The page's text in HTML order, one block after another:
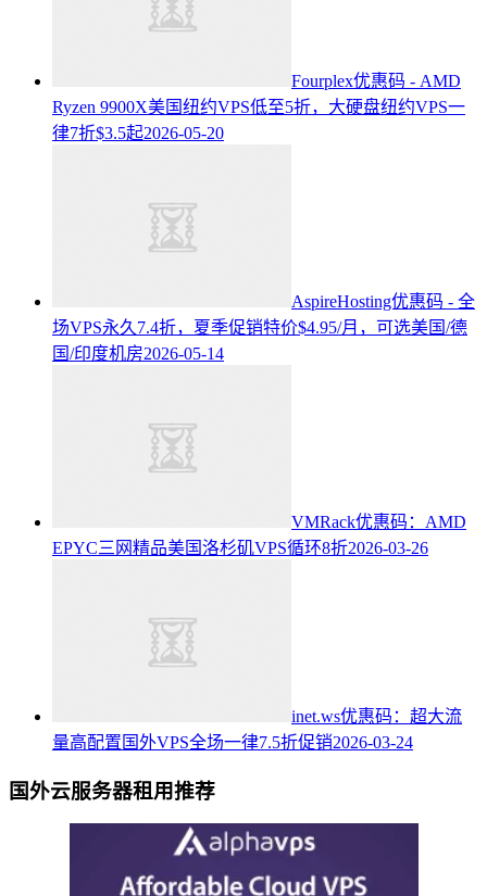
Fourplex优惠码 - AMD
Ryzen 9900X美国纽约VPS低至5折，大硬盘纽约VPS一
律7折$3.5起2026-05-20
AspireHosting优惠码 - 全
场VPS永久7.4折，夏季促销特价$4.95/月，可选美国/德
国/印度机房2026-05-14
VMRack优惠码：AMD
EPYC三网精品美国洛杉矶VPS循环8折2026-03-26
inet.ws优惠码：超大流
量高配置国外VPS全场一律7.5折促销2026-03-24
国外云服务器租用推荐